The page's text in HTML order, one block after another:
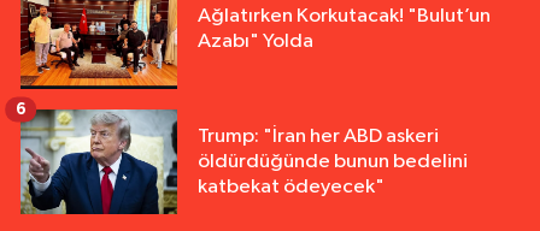
Ağlatırken Korkutacak! "Bulut’un
Azabı" Yolda
Trump: "İran her ABD askeri
öldürdüğünde bunun bedelini
katbekat ödeyecek"
6